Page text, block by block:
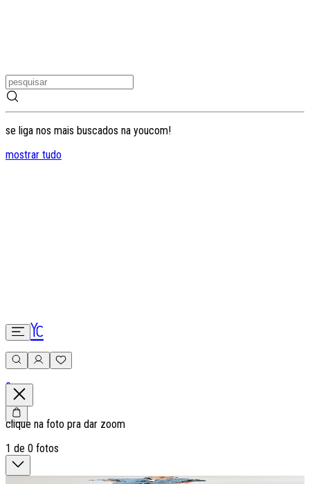
se liga nos mais buscados na youcom!
mostrar tudo
0
clique na foto pra dar zoom
1 de 0 fotos